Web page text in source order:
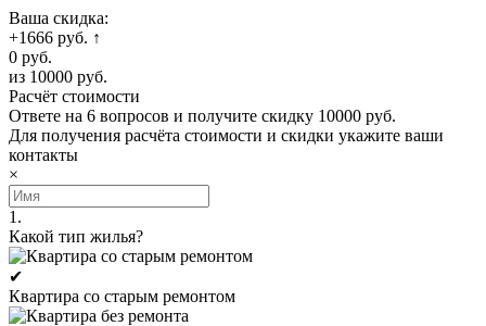
Ваша скидка:
+1666 руб. ↑
0 руб.
из 10000 руб.
Расчёт стоимости
Ответе на 6 вопросов и получите скидку 10000 руб.
Для получения расчёта стоимости и скидки укажите ваши
контакты
×
1.
Какой тип жилья?
✔
Квартира со старым ремонтом